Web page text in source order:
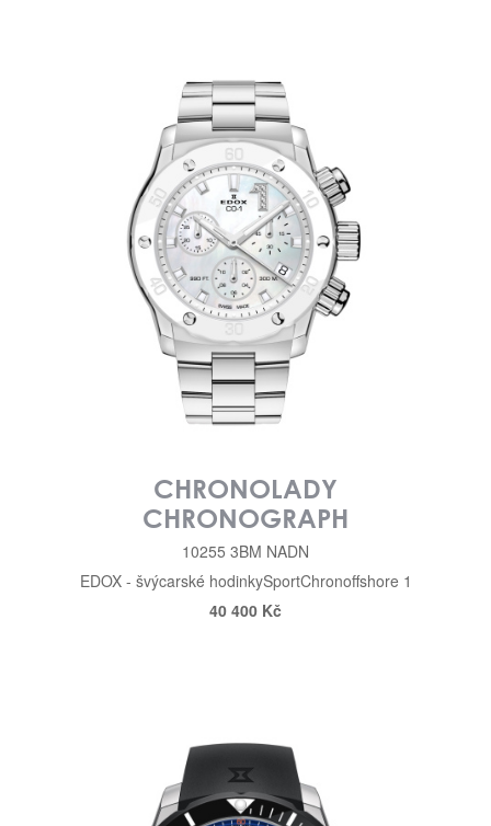
CHRONOLADY
CHRONOGRAPH
10255 3BM NADN
EDOX - švýcarské hodinkySportChronoffshore 1
40 400 Kč